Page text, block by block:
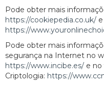
Pode obter mais
https://cookiepedia.co.uk/
https://
Pode obter mais
segurança na Internet no
https://www.incibe.es/ e no
Criptologia: https://